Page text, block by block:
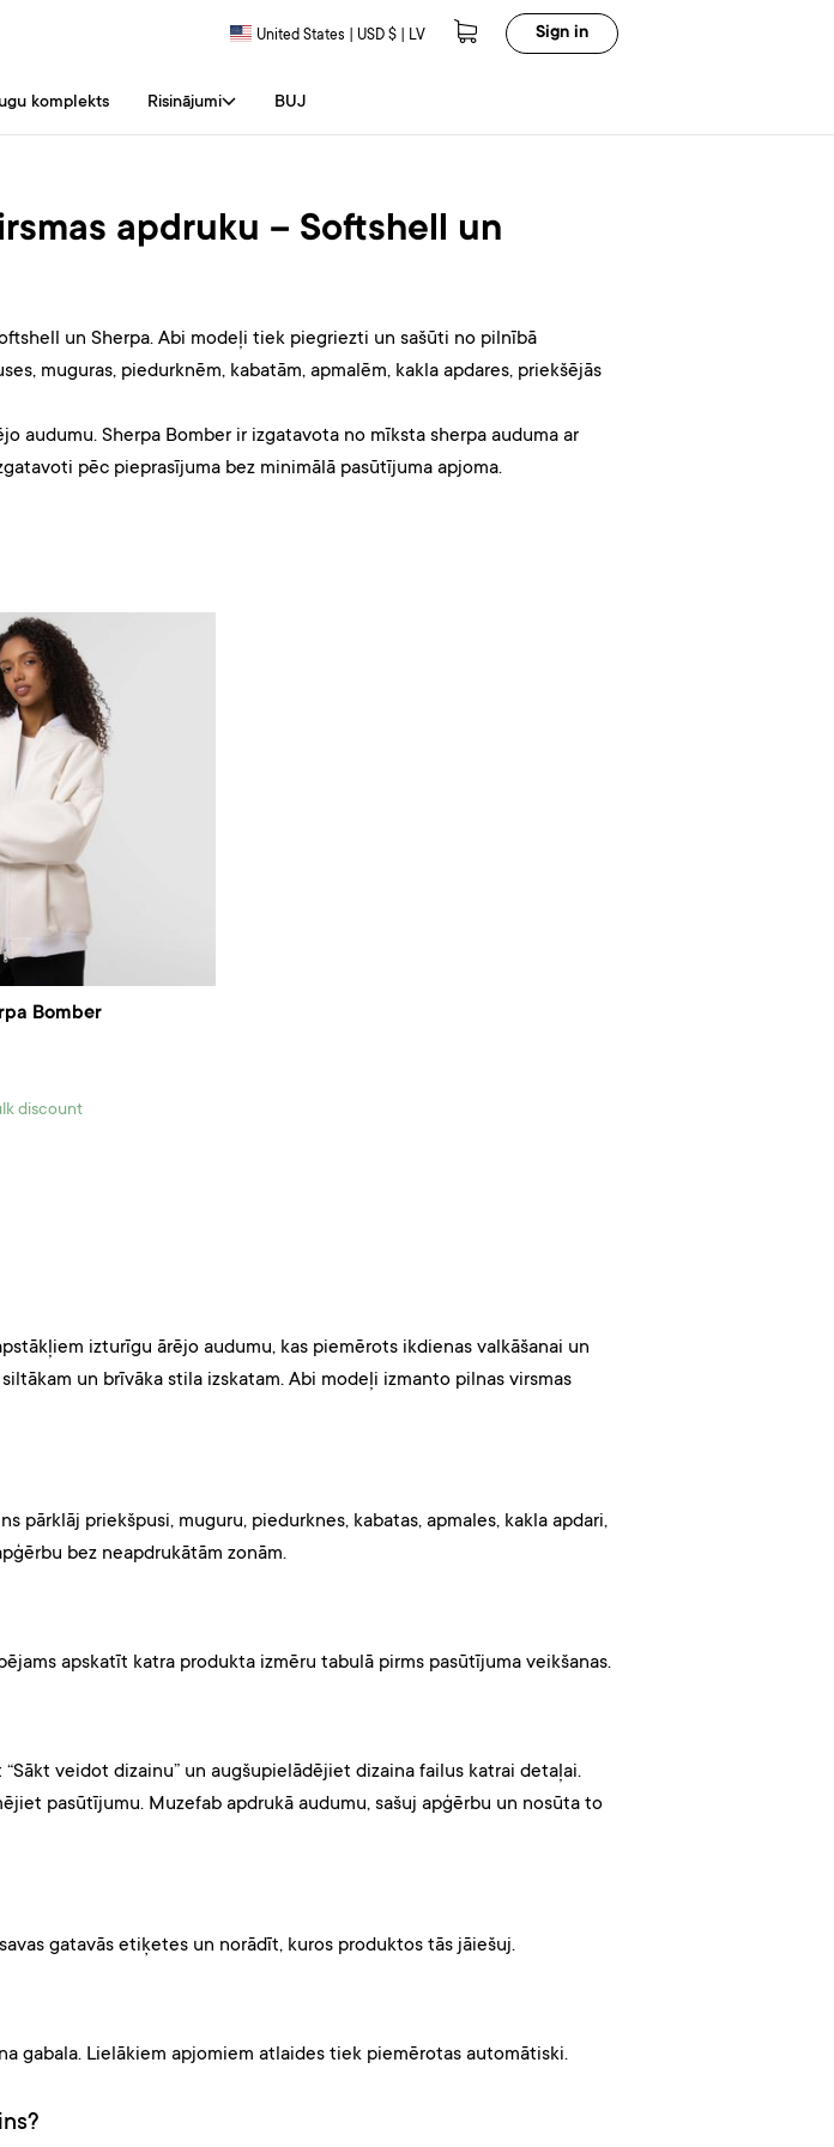
komplekts Risinājumi BUJ
United States | USD $ | LV Sign in
apdruku – Softshell un
un Sherpa. Abi modeļi tiek piegriezti un sašūti no pilnībā
muguras, piedurknēm, kabatām, apmalēm, kakla apdares, priekšējās
Sherpa Bomber ir izgatavota no mīksta sherpa auduma ar
pēc pieprasījuma bez minimālā pasūtījuma apjoma.
Bomber
discount
izturīgu ārējo audumu, kas piemērots ikdienas valkāšanai un
un brīvāka stila izskatam. Abi modeļi izmanto pilnas virsmas
pārklāj priekšpusi, muguru, piedurknes, kabatas, apmales, kakla apdari,
bez neapdrukātām zonām.
apskatīt katra produkta izmēru tabulā pirms pasūtījuma veikšanas.
veidot dizainu” un augšupielādējiet dizaina failus katrai detaļai.
pasūtījumu. Muzefab apdrukā audumu, sašuj apģērbu un nosūta to
gatavās etiķetes un norādīt, kuros produktos tās jāiešuj.
gabala. Lielākiem apjomiem atlaides tiek piemērotas automātiski.